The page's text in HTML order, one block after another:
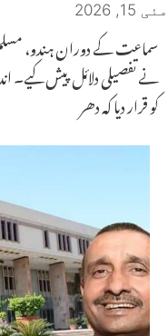
مئی 15, 2026
سماعت کے دوران ہندو،
کو قرار دیا کہ دھر